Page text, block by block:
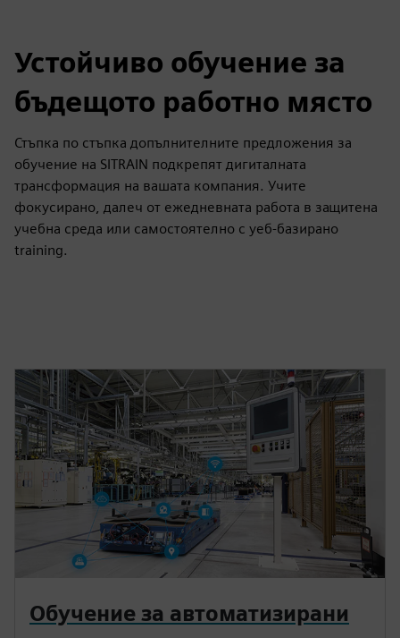
Устойчиво обучение за
бъдещото работно място
Стъпка по стъпка допълнителните предложения за
обучение на SITRAIN подкрепят дигиталната
трансформация на вашата компания. Учите
фокусирано, далеч от ежедневната работа в защитена
учебна среда или самостоятелно с уеб-базирано
training.
Обучение за автоматизирани